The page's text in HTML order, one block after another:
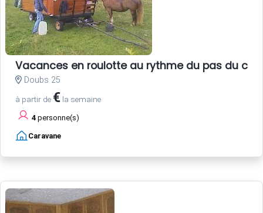
Vacances en roulotte au rythme du pas du
Doubs 25
à partir de € la semaine
4 personne(s)
Caravane